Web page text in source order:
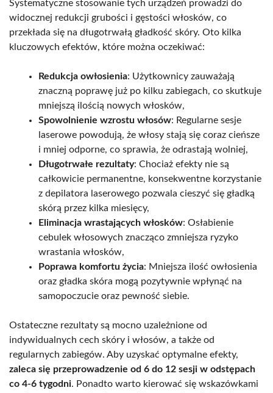
Systematyczne stosowanie tych urządzeń prowadzi do
widocznej redukcji grubości i gęstości włosków, co
przekłada się na długotrwałą gładkość skóry. Oto kilka
kluczowych efektów, które można oczekiwać:
Redukcja owłosienia: Użytkownicy zauważają
znaczną poprawę już po kilku zabiegach, co skutkuje
mniejszą ilością nowych włosków,
Spowolnienie wzrostu włosów: Regularne sesje
laserowe powodują, że włosy stają się coraz cieńsze
i mniej odporne, co sprawia, że odrastają wolniej,
Długotrwałe rezultaty: Chociaż efekty nie są
całkowicie permanentne, konsekwentne korzystanie
z depilatora laserowego pozwala cieszyć się gładką
skórą przez kilka miesięcy,
Eliminacja wrastających włosków: Osłabienie
cebulek włosowych znacząco zmniejsza ryzyko
wrastania włosków,
Poprawa komfortu życia: Mniejsza ilość owłosienia
oraz gładka skóra mogą pozytywnie wpłynąć na
samopoczucie oraz pewność siebie.
Ostateczne rezultaty są mocno uzależnione od
indywidualnych cech skóry i włosów, a także od
regularnych zabiegów. Aby uzyskać optymalne efekty,
zaleca się przeprowadzenie od 6 do 12 sesji w odstępach
co 4-6 tygodni. Ponadto warto kierować się wskazówkami